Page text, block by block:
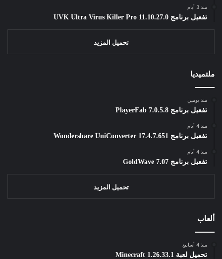
منذ 3 أيام
تفعيل برنامج UVK Ultra Virus Killer Pro 11.10.27.0
تحميل المزيد
ملتميديا
منذ يومين
تفعيل برنامج PlayerFab 7.0.5.8
منذ 4 أيام
تفعيل برنامج Wondershare UniConverter 17.4.7.651
منذ 4 أيام
تفعيل برنامج GoldWave 7.07
تحميل المزيد
ألعاب
منذ 4 أسابيع
تحميل لعبة Minecraft 1.26.33.1